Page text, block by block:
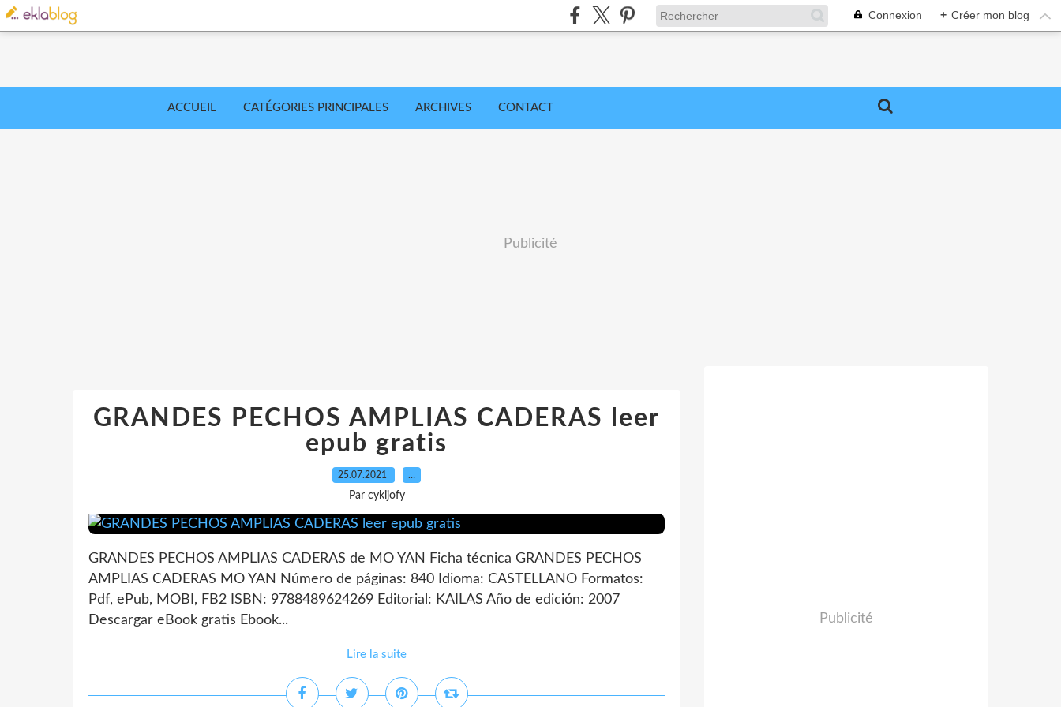
Connexion + Créer mon blog
ACCUEIL CATÉGORIES PRINCIPALES ARCHIVES CONTACT
Publicité
GRANDES PECHOS AMPLIAS CADERAS leer
epub gratis
25.07.2021 …
Par cykijofy
GRANDES PECHOS AMPLIAS CADERAS de MO YAN Ficha técnica GRANDES PECHOS
AMPLIAS CADERAS MO YAN Número de páginas: 840 Idioma: CASTELLANO Formatos:
Pdf, ePub, MOBI, FB2 ISBN: 9788489624269 Editorial: KAILAS Año de edición: 2007
Descargar eBook gratis Ebook...
Lire la suite
Publicité